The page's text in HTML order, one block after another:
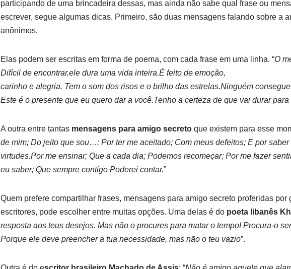
participando de uma brincadeira dessas, mas ainda não sabe qual frase ou
escrever, segue algumas dicas. Primeiro, são duas mensagens falando sobre a
anônimos.
Elas podem ser escritas em forma de poema, com cada frase em uma linha. “O
Difícil de encontrar,ele dura uma vida inteira.É feito de emoção,
carinho e alegria. Tem o som dos risos e o brilho das estrelas.Ninguém
Este é o presente que eu quero dar a você.Tenho a certeza de que vai durar para
A outra entre tantas mensagens para amigo secretoque existem para esse
de mim; Do jeito que sou…; Por ter me aceitado; Com meus defeitos; E por
virtudes.Por me ensinar; Que a cada dia; Podemos recomeçar; Por me fazer
eu saber; Que sempre contigo Poderei contar.”
Quem prefere compartilhar frases, mensagens para amigo secreto proferidas
escritores, pode escolher entre muitas opções. Uma delas é do poeta libanês
resposta aos teus desejos. Mas não o procures para matar o tempo! Procura-o
Porque ele deve preencher a tua necessidade, mas não o teu vazio”.